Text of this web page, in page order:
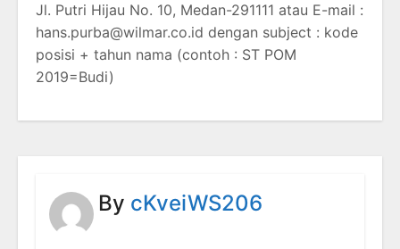
Jl. Putri Hijau No. 10, Medan-291111 atau E-mail :
hans.purba@wilmar.co.id dengan subject : kode
posisi + tahun nama (contoh : ST POM
2019=Budi)
By cKveiWS206